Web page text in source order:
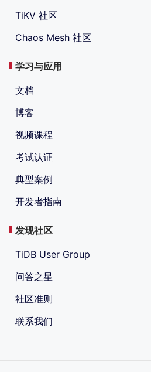
TiKV 社区
Chaos Mesh 社区
学习与应用
文档
博客
视频课程
考试认证
典型案例
开发者指南
发现社区
TiDB User Group
问答之星
社区准则
联系我们